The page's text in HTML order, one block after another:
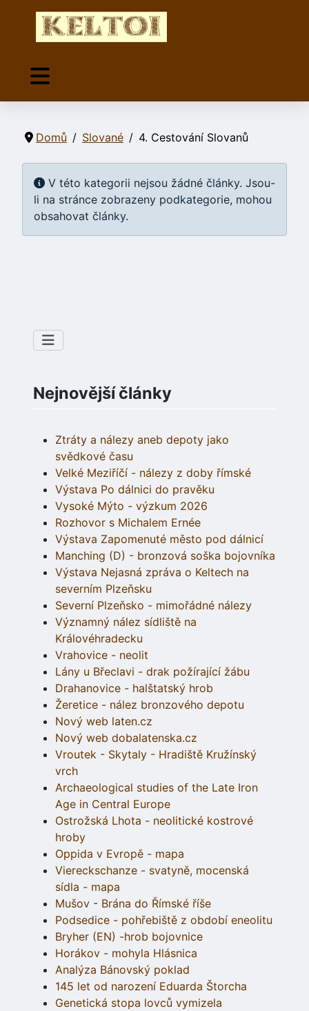
Domů Slované 4. Cestování Slovanů
Informace
V této kategorii nejsou žádné články. Jsou-
li na stránce zobrazeny podkategorie, mohou
obsahovat články.
Nejnovější články
Ztráty a nálezy aneb depoty jako
svědkové času
Velké Meziříčí - nálezy z doby římské
Výstava Po dálnici do pravěku
Vysoké Mýto - výzkum 2026
Rozhovor s Michalem Ernée
Výstava Zapomenuté město pod dálnicí
Manching (D) - bronzová soška bojovníka
Výstava Nejasná zpráva o Keltech na
severním Plzeňsku
Severní Plzeňsko - mimořádné nálezy
Významný nález sídliště na
Královéhradecku
Vrahovice - neolit
Lány u Břeclavi - drak požírající žábu
Drahanovice - halštatský hrob
Žeretice - nález bronzového depotu
Nový web laten.cz
Nový web dobalatenska.cz
Vroutek - Skytaly - Hradiště Kružínský
vrch
Archaeological studies of the Late Iron
Age in Central Europe
Ostrožská Lhota - neolitické kostrové
hroby
Oppida v Evropě - mapa
Viereckschanze - svatyně, mocenská
sídla - mapa
Mušov - Brána do Římské říše
Podsedice - pohřebiště z období eneolitu
Bryher (EN) -hrob bojovnice
Horákov - mohyla Hlásnica
Analýza Bánovský poklad
145 let od narození Eduarda Štorcha
Genetická stopa lovců vymizela